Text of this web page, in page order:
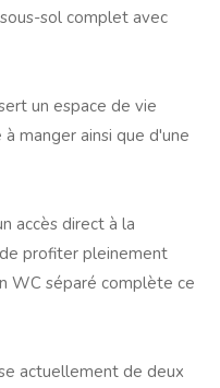
sol complet avec
un espace de vie
manger ainsi que d'une
accès direct à la
profiter pleinement
WC séparé complète ce
actuellement de deux